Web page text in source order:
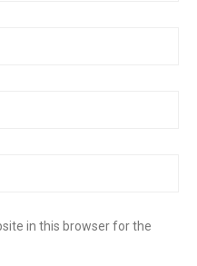
in this browser for the